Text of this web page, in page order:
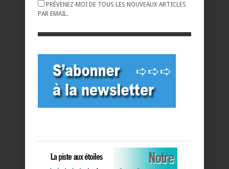
PRÉVENEZ-MOI DE TOUS LES NOUVEAUX ARTICLES
PAR EMAIL.